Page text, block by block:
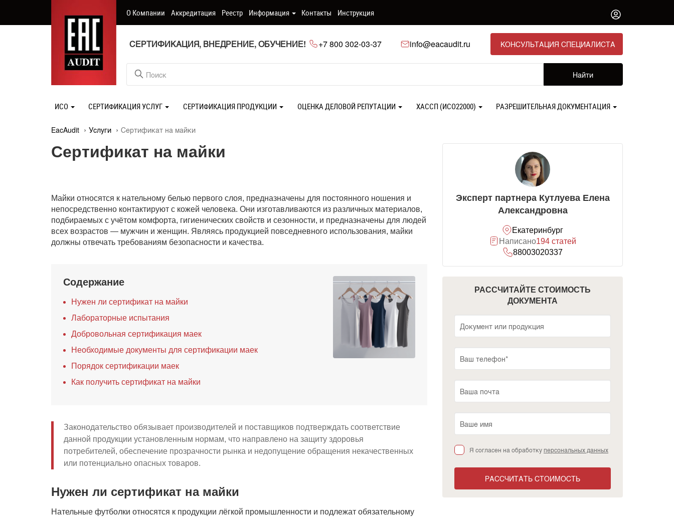
О Компании Аккредитация Реестр Информация Контакты Инструкция
СЕРТИФИКАЦИЯ, ВНЕДРЕНИЕ, ОБУЧЕНИЕ! +7 800 302-03-37 info@eacaudit.ru КОНСУЛЬТАЦИЯ СПЕЦИАЛИСТА
Найти
ИСО СЕРТИФИКАЦИЯ УСЛУГ СЕРТИФИКАЦИЯ ПРОДУКЦИИ ОЦЕНКА ДЕЛОВОЙ РЕПУТАЦИИ ХАССП (ИСО22000) РАЗРЕШИТЕЛЬНАЯ ДОКУМЕНТАЦИЯ
EacAudit Услуги Сертификат на майки
Сертификат на майки
Майки относятся к нательному белью первого слоя, предназначены для постоянного ношения и
непосредственно контактируют с кожей человека. Они изготавливаются из различных материалов,
подбираемых с учётом комфорта, гигиенических свойств и сезонности, и предназначены для людей
всех возрастов — мужчин и женщин. Являясь продукцией повседневного использования, майки
должны отвечать требованиям безопасности и качества.
Содержание
Нужен ли сертификат на майки
Лабораторные испытания
Добровольная сертификация маек
Необходимые документы для сертификации маек
Порядок сертификации маек
Как получить сертификат на майки
Законодательство обязывает производителей и поставщиков подтверждать соответствие
данной продукции установленным нормам, что направлено на защиту здоровья
потребителей, обеспечение прозрачности рынка и недопущение обращения некачественных
или потенциально опасных товаров.
Нужен ли сертификат на майки
Нательные футболки относятся к продукции лёгкой промышленности и подлежат обязательному
Эксперт партнера Кутлуева Елена
Александровна
Екатеринбург
Написано194 статей
88003020337
РАССЧИТАЙТЕ СТОИМОСТЬ
ДОКУМЕНТА
Я согласен на обработкуперсональных данных
РАССЧИТАТЬ СТОИМОСТЬ